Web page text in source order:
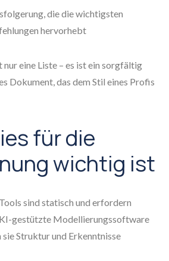
die die wichtigsten
hervorhebt
nur eine Liste – es ist ein sorgfältig
Dokument, das dem Stil eines Profis
für die
wichtig ist
sind statisch und erfordern
gestützte Modellierungssoftware
Struktur und Erkenntnisse